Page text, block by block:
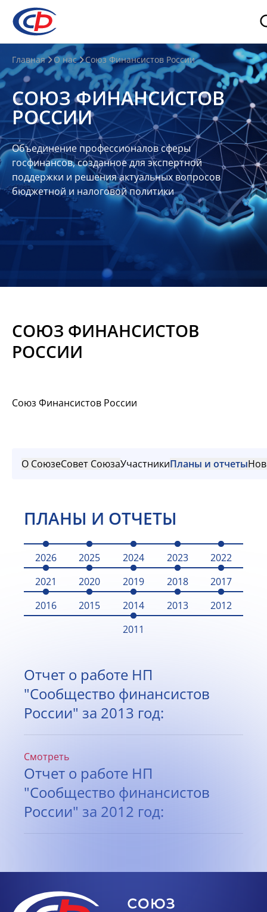
О
нас
О
СФР
Совет
Союза
Участники
Планы
отчеты
Контакты
Материалы
Главная О нас Союз Финансистов России
СОЮЗ ФИНАНСИСТОВ
РОССИИ
Объединение профессионалов сферы
госфинансов, созданное для экспертной
поддержки и решения актуальных вопросов
бюджетной и налоговой политики
СОЮЗ ФИНАНСИСТОВ
РОССИИ
Союз Финансистов России
О СоюзеСовет СоюзаУчастникиПланы и отчеты
ПЛАНЫ И ОТЧЕТЫ
2026 2025 2024 2023
2022
2021
2020 2019 2018
2017
2016
2015 2014 2013
2012
2011
Отчет о работе НП
"Сообщество финансистов
России" за 2013 год:
Смотреть
Отчет о работе НП
"Сообщество финансистов
России" за 2012 год: